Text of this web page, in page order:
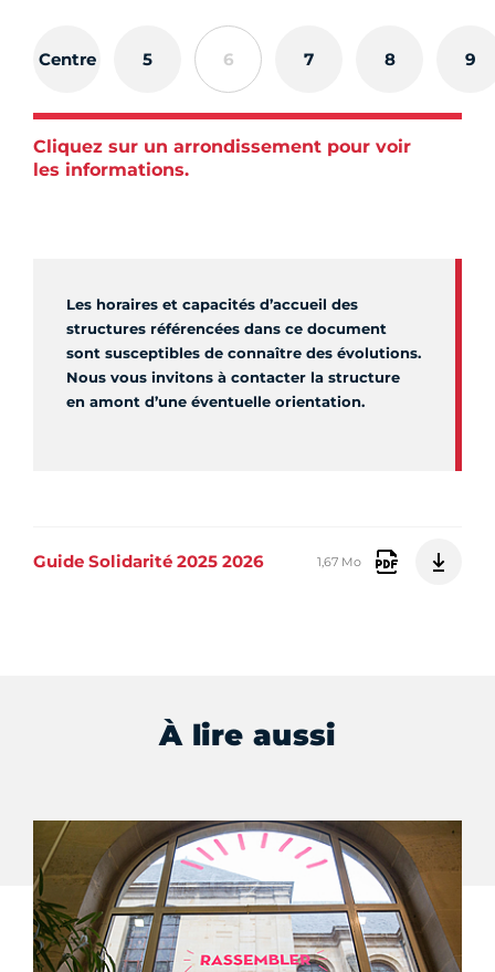
Centre 5 6 7 8 9
Cliquez sur un arrondissement pour voir
les informations.
Les horaires et capacités d’accueil des
structures référencées dans ce document
sont susceptibles de connaître des évolutions.
Nous vous invitons à contacter la structure
en amont d’une éventuelle orientation.
Guide Solidarité 2025 2026 1,67 Mo
À lire aussi